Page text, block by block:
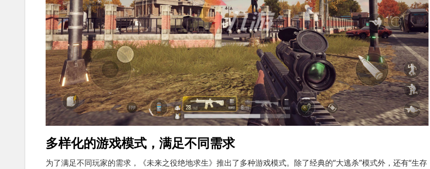
多样化的游戏模式，满足不同需求
为了满足不同玩家的需求，《未来之役绝地求生》推出了多种游戏模式。除了经典的“大逃杀”模式外，还有“生存